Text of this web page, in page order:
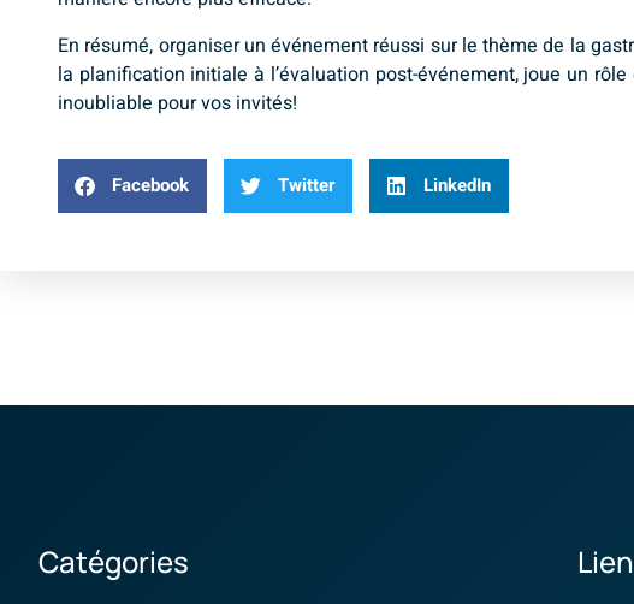
En résumé, organiser un événement réussi sur le thème de la
la planification initiale à l’évaluation post-événement, joue un
inoubliable pour vos invités!
Facebook Twitter LinkedIn
Catégories